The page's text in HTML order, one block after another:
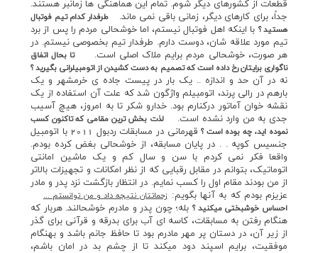
قطعات از کشورهاي ديگر شوم. تمام اين هماهنگي ها زمانبر هستند.
جداً، براي کارهاي ديگر، زماني باقي نمي ماند.
طرفدار کدام تيم فوتبال
هستيد ؟ با اينکه اهل فوتبال نيستم، اما خوشحالي مردم را پس از برد
تيم مورد علاقه شان، دوست دارم. طرفدار تيم بخصوصي نيستم. در
هر صورت، خوشحالي مردم برايم ملاک اصلي است.
تا بحال اتفاق
ناگواري برايتان رخ داده است که تصميم به دست کشيدن از اتومبيلراني بگيريد ؟
نه در آن حد و اندازه .. يک بار در پيست جاده ي خرمشهر و يک
بارهم در رالي پرند، اتومبيلم واژگون شد که علت آن استفاده از يک
نقشه خوان آماتور درکنارم بود. خدارو شکر تا به امروز، هيچ آسيب
جدي به من وارد نشده است.
لذت بخش ترين مقامي که تاکنون کسب
نموده ايد، چه بوده است ؟
قهرماني در مسابقات ردبول 2011 با اتومبيل
جنسيس کوپه . . در پايان مسابقه، از خوشحالي بغض کرده بودم.
واقعا فکر نمي کردم با سن و سال کم و يک ماشين امانتي
اتوماتيک، بتوانم در مقابل رقبايي که از نظر امکانات و تجهيزات بالاتر
از من بودند مقام اول را کسب نمايم. در انتظار بازگشت نزد پدر و مادر
عزيزم بودم که به آنها بگويم: زحماتتان نتيجه داد و من توانستم ...
احساس خوشبختي ميکنيد ؟بله؛ چون پدر و مادرم خوشحالند. هربار که
هنگام رفتن به مسابقات، کاسه اي آب براي بدرقه و قرآني براي گذر
از زير آن، در دستان پر مهر مادرم بود تا حافظ جانم باشد و بهنگام
موفقيت، برايم اسپند دود ميکند تا از چشم بد در امان باشم،